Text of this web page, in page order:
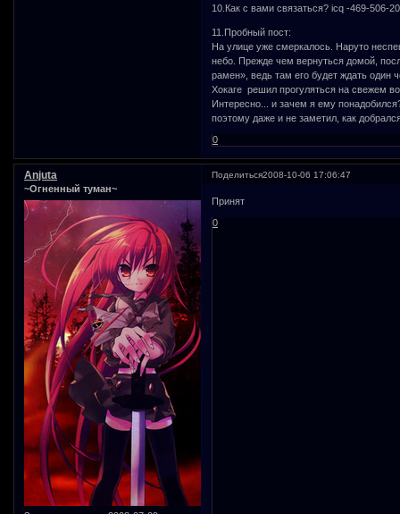
10.Как с вами связаться? icq -469-506-
11.Пробный пост:
На улице уже смеркалось. Наруто
небо. Прежде чем вернуться домой,
рамен», ведь там его будет ждать один
Хокаге решил прогуляться на свежем
Интересно... и зачем я ему
поэтому даже и не заметил, как
0
Поделиться2008-10-06 17:06:47
Anjuta
~Огненный туман~
Принят
0